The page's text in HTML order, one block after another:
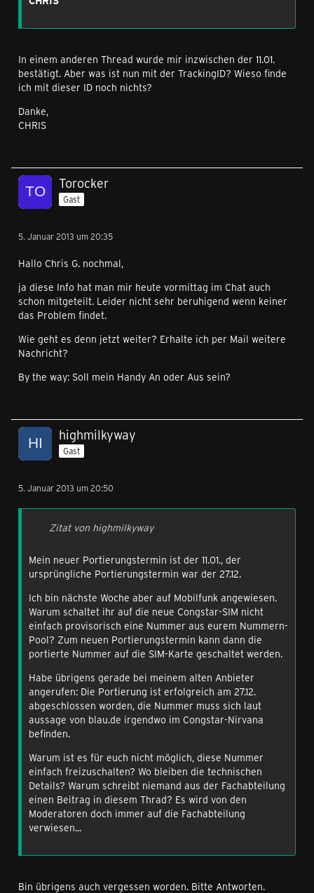
In einem anderen Thread wurde mir inzwischen der 11.01.
bestätigt. Aber was ist nun mit der TrackingID? Wieso finde
ich mit dieser ID noch nichts?
Danke,
CHRIS
Torocker
Gast
5. Januar 2013 um 20:35
Hallo Chris G. nochmal,
ja diese Info hat man mir heute vormittag im Chat auch
schon mitgeteilt. Leider nicht sehr beruhigend wenn keiner
das Problem findet.
Wie geht es denn jetzt weiter? Erhalte ich per Mail weitere
Nachricht?
By the way: Soll mein Handy An oder Aus sein?
highmilkyway
Gast
5. Januar 2013 um 20:50
Zitat von highmilkyway
Mein neuer Portierungstermin ist der 11.01., der
ursprüngliche Portierungstermin war der 27.12.
Ich bin nächste Woche aber auf Mobilfunk angewiesen.
Warum schaltet ihr auf die neue Congstar-SIM nicht
einfach provisorisch eine Nummer aus eurem Nummern-
Pool? Zum neuen Portierungstermin kann dann die
portierte Nummer auf die SIM-Karte geschaltet werden.
Habe übrigens gerade bei meinem alten Anbieter
angerufen: Die Portierung ist erfolgreich am 27.12.
abgeschlossen worden, die Nummer muss sich laut
aussage von blau.de irgendwo im Congstar-Nirvana
befinden.
Warum ist es für euch nicht möglich, diese Nummer
einfach freizuschalten? Wo bleiben die technischen
Details? Warum schreibt niemand aus der Fachabteilung
einen Beitrag in diesem Thrad? Es wird von den
Moderatoren doch immer auf die Fachabteilung
verwiesen...
Bin übrigens auch vergessen worden. Bitte Antworten.